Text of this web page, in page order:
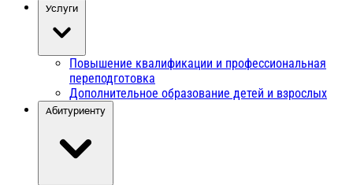
Услуги
Повышение квалификации и профессиональная
переподготовка
Дополнительное образование детей и взрослых
Абитуриенту